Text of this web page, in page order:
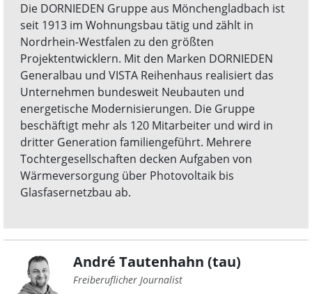
Die DORNIEDEN Gruppe aus Mönchengladbach ist
seit 1913 im Wohnungsbau tätig und zählt in
Nordrhein-Westfalen zu den größten
Projektentwicklern. Mit den Marken DORNIEDEN
Generalbau und VISTA Reihenhaus realisiert das
Unternehmen bundesweit Neubauten und
energetische Modernisierungen. Die Gruppe
beschäftigt mehr als 120 Mitarbeiter und wird in
dritter Generation familiengeführt. Mehrere
Tochtergesellschaften decken Aufgaben von
Wärmeversorgung über Photovoltaik bis
Glasfasernetzbau ab.
André Tautenhahn (tau)
Freiberuflicher Journalist